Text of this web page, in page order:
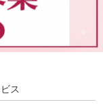
ス